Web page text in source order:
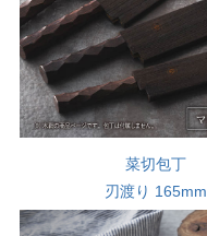
菜切包丁
刃渡り 165mm